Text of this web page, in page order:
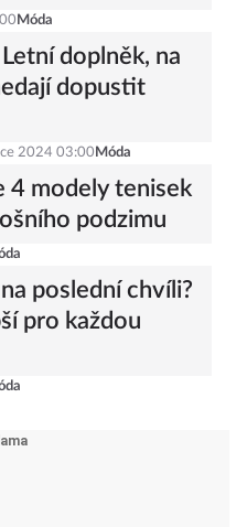
Móda
doplněk, na
dopustit
2024 03:00 Móda
4 modely tenisek
podzimu
poslední chvíli?
pro každou